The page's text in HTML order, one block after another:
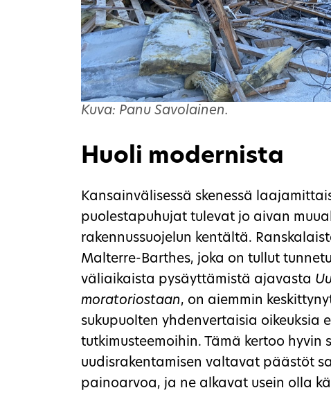
Kuva: Panu Savolainen.
Huoli modernista
Kansainvälisessä skenessä
puolestapuhujat tulevat jo aivan
rakennussuojelun kentältä.
Malterre-Barthes, joka on tullut
väliaikaista pysäyttämistä ajavasta
moratoriostaan, on aiemmin
sukupuolten yhdenvertaisia oikeuksia
tutkimusteemoihin. Tämä kertoo hyvin
uudisrakentamisen valtavat päästöt
painoarvoa, ja ne alkavat usein olla